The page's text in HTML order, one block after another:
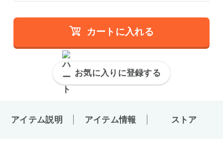
カートに入れる
お気に入りに登録する
アイテム説明 アイテム情報 ストア